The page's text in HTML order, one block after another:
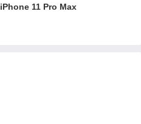
iPhone 11 Pro Max